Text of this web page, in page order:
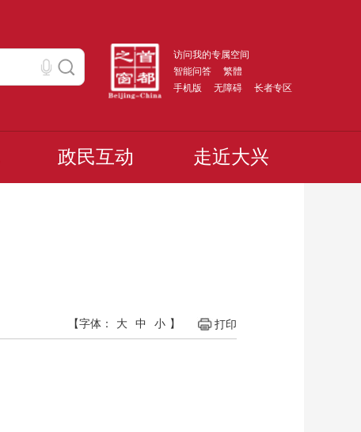
访问我的专属空间
智能问答
繁體
手机版
无障碍 长者专区
政民互动 走近大兴
打印
【字体： 大 中 小 】